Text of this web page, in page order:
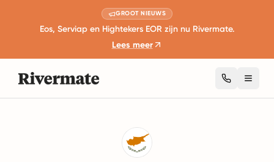
GROOT NIEUWS
Eos, Serviap en Hightekers EOR zijn nu Rivermate.
Lees meer